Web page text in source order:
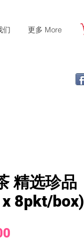
们 更多 More
精选珍品
8pkt/box)